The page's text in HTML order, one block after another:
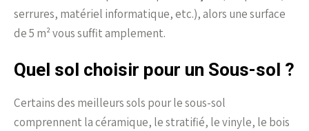
serrures, matériel informatique, etc.), alors une surface
de 5 m² vous suffit amplement.
Quel sol choisir pour un Sous-sol ?
Certains des meilleurs sols pour le sous-sol
comprennent la céramique, le stratifié, le vinyle, le bois